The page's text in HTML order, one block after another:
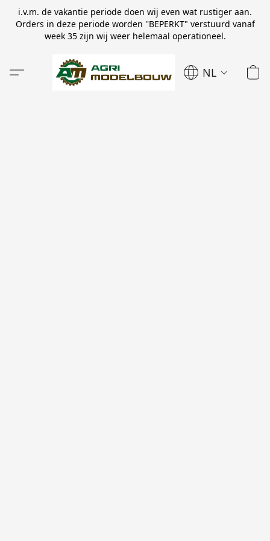
i.v.m. de vakantie periode doen wij even wat rustiger aan.
Orders in deze periode worden ''BEPERKT" verstuurd vanaf
week 35 zijn wij weer helemaal operationeel.
NL